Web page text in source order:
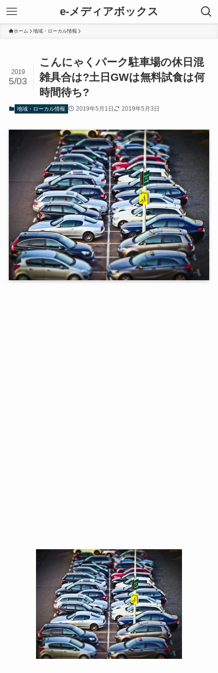
e-メディアボックス
ホーム 地域・ローカル情報
こんにゃくパーク駐車場の休日混
雑具合は?土日GWは無料試食は何
時間待ち?
2019
5/03
地域・ローカル情報 2019年5月1日 2019年5月3日